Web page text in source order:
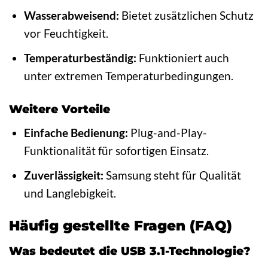
Wasserabweisend: Bietet zusätzlichen Schutz
vor Feuchtigkeit.
Temperaturbeständig: Funktioniert auch
unter extremen Temperaturbedingungen.
Weitere Vorteile
Einfache Bedienung: Plug-and-Play-
Funktionalität für sofortigen Einsatz.
Zuverlässigkeit: Samsung steht für Qualität
und Langlebigkeit.
Häufig gestellte Fragen (FAQ)
Was bedeutet die USB 3.1-Technologie?